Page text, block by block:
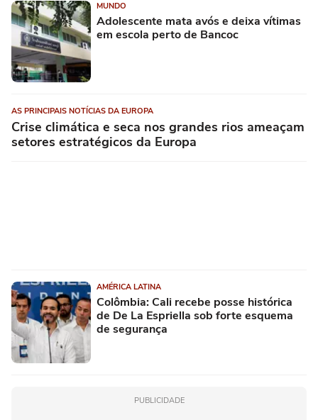
MUNDO
Adolescente mata avós e deixa vítimas
em escola perto de Bancoc
AS PRINCIPAIS NOTÍCIAS DA EUROPA
Crise climática e seca nos grandes rios ameaçam
setores estratégicos da Europa
AMÉRICA LATINA
Colômbia: Cali recebe posse histórica
de De La Espriella sob forte esquema
de segurança
PUBLICIDADE